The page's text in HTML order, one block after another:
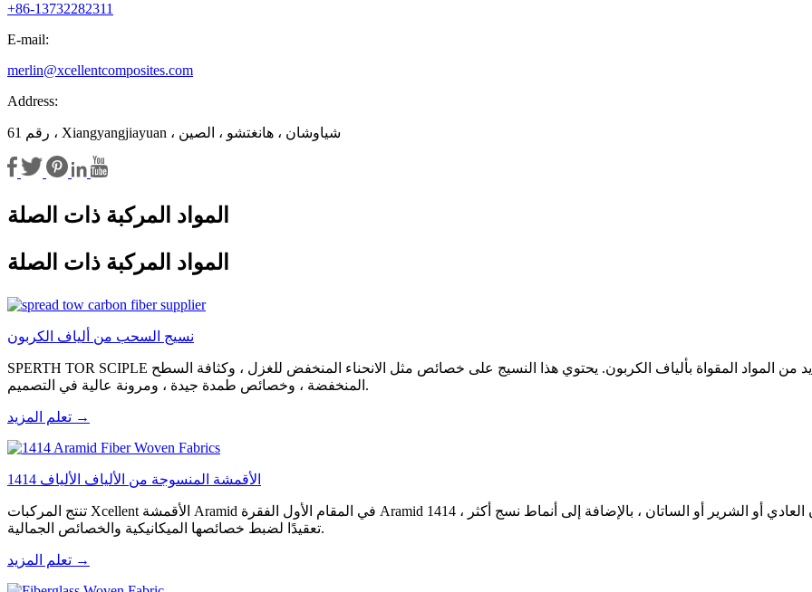
+86-13732282311
E-mail:
merlin@xcellentcomposites.com
Address:
رقم 61 ، Xiangyangjiayuan ، شياوشان ، هانغتشو ، الصين
المواد المركبة ذات الصلة
المواد المركبة ذات الصلة
نسيج السحب من ألياف الكربون
SPERTH TOR SCIPLE عبارة عن نسيج منسوج باستخدام غزل الانتشار وهو نوع جديد من المواد المقواة بألياف الكربون. يحتوي هذا النسيج على خصائص مثل الانحناء المنخفض للغزل ، وكثافة السطح
المنخفضة ، وخصائص طمدة جيدة ، ومرونة عالية في التصميم.
تعلم المزيد →
1414 الأقمشة المنسوجة من الألياف الألياف
تنتج المركبات Xcellent الأقمشة Aramid في المقام الأول الفقرة Aramid 1414 ، ويمكنها تصميمها في هياكل مختلفة من الأقمشة مثل نسج الساتان العادي أو الشرير أو الساتان ، بالإضافة إلى أنماط نسج أكثر
تعقيدًا لضبط خصائصها الميكانيكية والخصائص الجمالية.
تعلم المزيد →